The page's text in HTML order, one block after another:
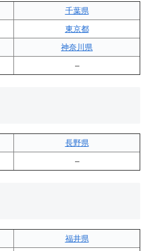
千葉県
東京都
神奈川県
–
長野県
–
福井県